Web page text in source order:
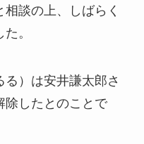
談の上、しばらく
。
）は安井謙太郎さ
除したとのことで